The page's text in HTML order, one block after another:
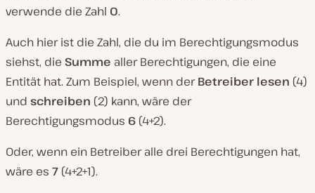
verwende die Zahl 0.
Auch hier ist die Zahl, die du im Berechtigungsmodus
siehst, die Summe aller Berechtigungen, die eine
Entität hat. Zum Beispiel, wenn derBetreiber lesen (4)
und schreiben (2) kann, wäre der
Berechtigungsmodus 6 (4+2).
Oder, wenn ein Betreiber alle drei Berechtigungen hat,
wäre es 7 (4+2+1).